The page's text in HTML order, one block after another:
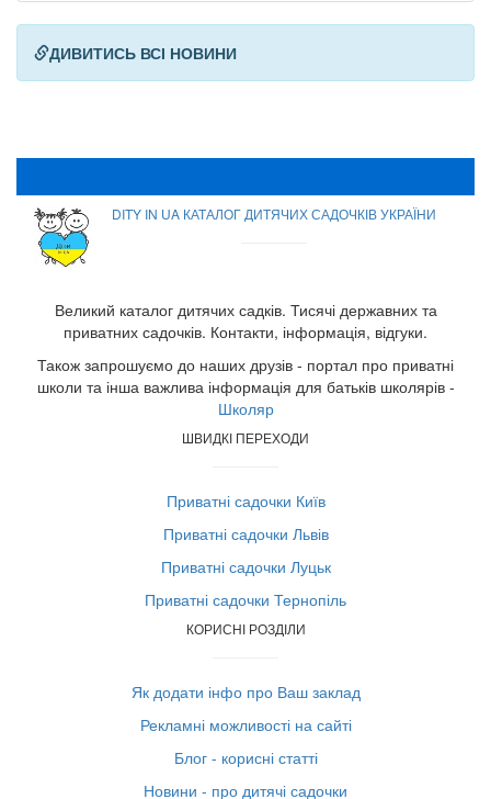
ДИВИТИСЬ ВСІ НОВИНИ
DITY IN UA КАТАЛОГ ДИТЯЧИХ САДОЧКІВ УКРАЇНИ
Великий каталог дитячих садків. Тисячі державних та
приватних садочків. Контакти, інформація, відгуки.
Також запрошуємо до наших друзів - портал про приватні
школи та інша важлива інформація для батьків школярів -
Школяр
ШВИДКІ ПЕРЕХОДИ
Приватні садочки Київ
Приватні садочки Львів
Приватні садочки Луцьк
Приватні садочки Тернопіль
КОРИСНІ РОЗДІЛИ
Як додати інфо про Ваш заклад
Рекламні можливості на сайті
Блог - корисні статті
Новини - про дитячі садочки